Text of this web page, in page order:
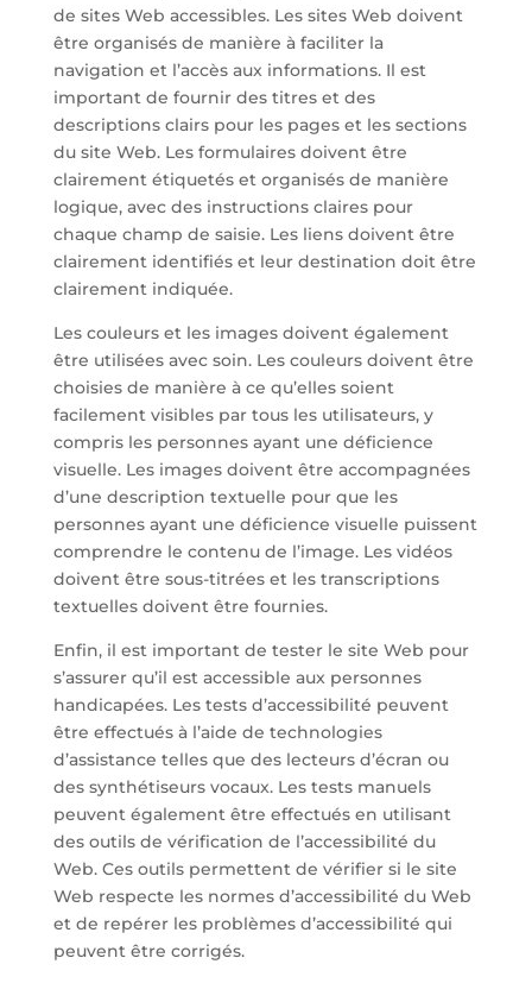
de sites Web accessibles. Les sites Web doivent
être organisés de manière à faciliter la
navigation et l’accès aux informations. Il est
important de fournir des titres et des
descriptions clairs pour les pages et les sections
du site Web. Les formulaires doivent être
clairement étiquetés et organisés de manière
logique, avec des instructions claires pour
chaque champ de saisie. Les liens doivent être
clairement identifiés et leur destination doit être
clairement indiquée.
Les couleurs et les images doivent également
être utilisées avec soin. Les couleurs doivent être
choisies de manière à ce qu’elles soient
facilement visibles par tous les utilisateurs, y
compris les personnes ayant une déficience
visuelle. Les images doivent être accompagnées
d’une description textuelle pour que les
personnes ayant une déficience visuelle puissent
comprendre le contenu de l’image. Les vidéos
doivent être sous-titrées et les transcriptions
textuelles doivent être fournies.
Enfin, il est important de tester le site Web pour
s’assurer qu’il est accessible aux personnes
handicapées. Les tests d’accessibilité peuvent
être effectués à l’aide de technologies
d’assistance telles que des lecteurs d’écran ou
des synthétiseurs vocaux. Les tests manuels
peuvent également être effectués en utilisant
des outils de vérification de l’accessibilité du
Web. Ces outils permettent de vérifier si le site
Web respecte les normes d’accessibilité du Web
et de repérer les problèmes d’accessibilité qui
peuvent être corrigés.